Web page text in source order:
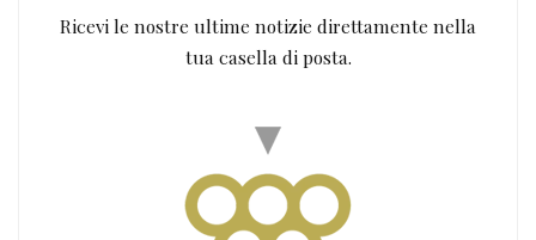
Ricevi le nostre ultime notizie direttamente nella
tua casella di posta.